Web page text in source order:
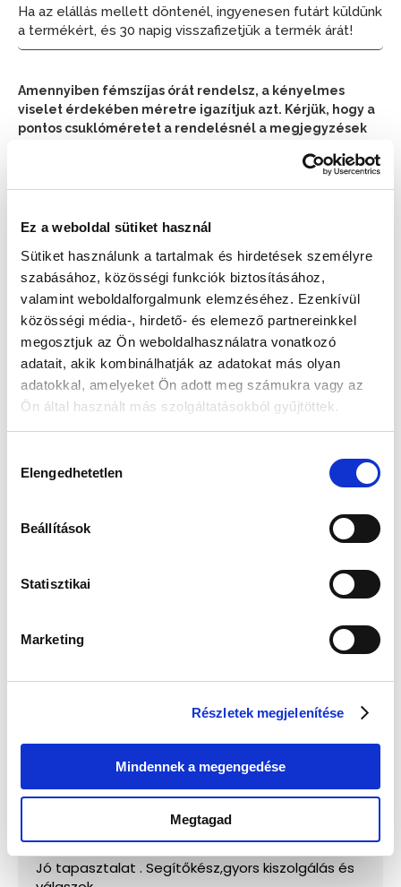
Ez a weboldal sütiket használ
Sütiket használunk a tartalmak és hirdetések személyre
szabásához, közösségi funkciók biztosításához,
valamint weboldalforgalmunk elemzéséhez. Ezenkívül
közösségi média-, hirdető- és elemező partnereinkkel
megosztjuk az Ön weboldalhasználatra vonatkozó
adatait, akik kombinálhatják az adatokat más olyan
adatokkal, amelyeket Ön adott meg számukra vagy az
Ön által használt más szolgáltatásokból gyűjtöttek.
kiválasztása
Elengedhetetlen
Beállítások
Statisztikai
Marketing
Részletek megjelenítése
Mindennek a megengedése
Megtagad
Ha az elállás mellett döntenél, ingyenesen futárt küldünk
a termékért, és 30 napig visszafizetjük a termék árát!
Amennyiben fémszíjas órát rendelsz, a kényelmes
viselet érdekében méretre igazítjuk azt. Kérjük, hogy a
pontos csuklóméretet a rendelésnél a megjegyzések
Augusztus 7. (Péntek)📦
Készleten:RAKTÁRON
38 900 Ft
Az elmúlt 30 nap legjobb ára: 38 900 Ft